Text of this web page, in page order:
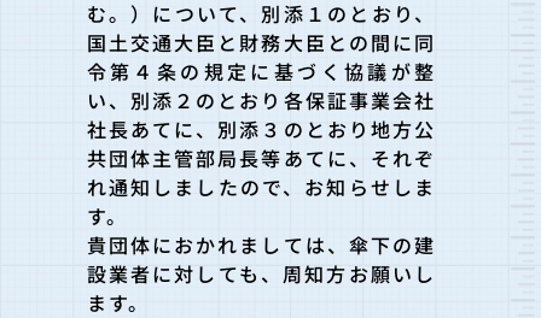
む。）について、別添１のとおり、
国土交通大臣と財務大臣との間に同
令第４条の規定に基づく協議が整
い、別添２のとおり各保証事業会社
社長あてに、別添３のとおり地方公
共団体主管部局長等あてに、それぞ
れ通知しましたので、お知らせしま
す。
貴団体におかれましては、傘下の建
設業者に対しても、周知方お願いし
ます。